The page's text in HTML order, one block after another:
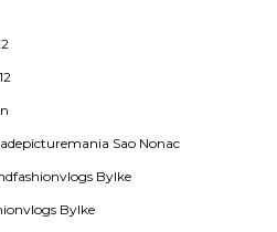
Sao Nonac
ByIke
ByIke